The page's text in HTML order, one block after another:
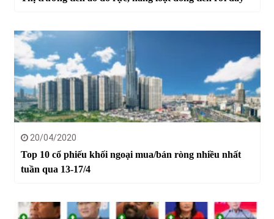
20/04/2020
Top 10 cổ phiếu khối ngoại mua/bán ròng nhiều nhất
tuần qua 13-17/4